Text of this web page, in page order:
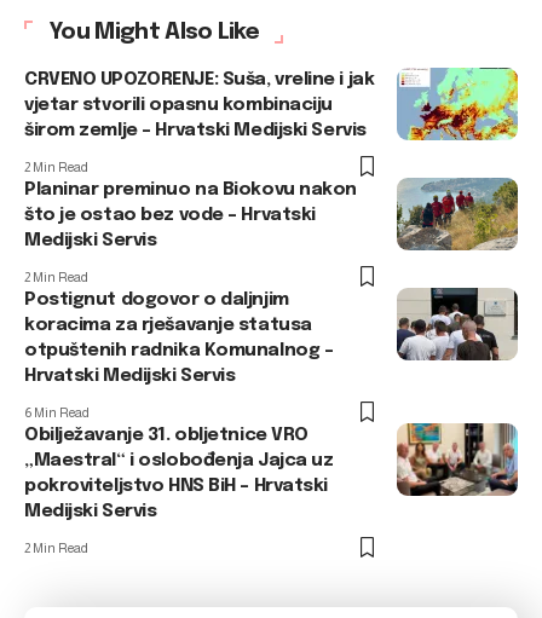
You Might Also Like
CRVENO UPOZORENJE: Suša, vreline i jak
vjetar stvorili opasnu kombinaciju
širom zemlje – Hrvatski Medijski Servis
2 Min Read
Planinar preminuo na Biokovu nakon
što je ostao bez vode – Hrvatski
Medijski Servis
2 Min Read
Postignut dogovor o daljnjim
koracima za rješavanje statusa
otpuštenih radnika Komunalnog –
Hrvatski Medijski Servis
6 Min Read
Obilježavanje 31. obljetnice VRO
„Maestral“ i oslobođenja Jajca uz
pokroviteljstvo HNS BiH – Hrvatski
Medijski Servis
2 Min Read